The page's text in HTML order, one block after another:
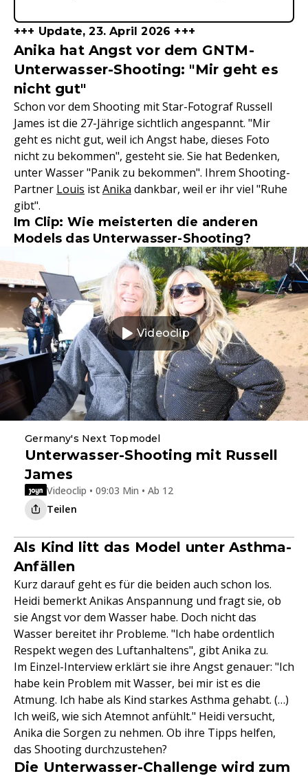
+++ Update, 23. April 2026 +++
Anika hat Angst vor dem GNTM-
Unterwasser-Shooting: "Mir geht es
nicht gut"
Schon vor dem Shooting mit Star-Fotograf Russell
James ist die 27-Jährige sichtlich angespannt. "Mir
geht es nicht gut, weil ich Angst habe, dieses Foto
nicht zu bekommen", gesteht sie. Sie hat Bedenken,
unter Wasser "Panik zu bekommen". Ihrem Shooting-
Partner Louis istAnika dankbar, weil er ihr viel "Ruhe
gibt".
Im Clip: Wie meisterten die anderen
Models das Unterwasser-Shooting?
Videoclip
Germany's Next Topmodel
Unterwasser-Shooting mit Russell
James
Videoclip • 09:03 Min • Ab 12
Teilen
Als Kind litt das Model unter Asthma-
Anfällen
Kurz darauf geht es für die beiden auch schon los.
Heidi bemerkt Anikas Anspannung und fragt sie, ob
sie Angst vor dem Wasser habe. Doch nicht das
Wasser bereitet ihr Probleme. "Ich habe ordentlich
Respekt wegen des Luftanhaltens", gibt Anika zu.
Im Einzel-Interview erklärt sie ihre Angst genauer: "Ich
habe kein Problem mit Wasser, bei mir ist es die
Atmung. Ich habe als Kind starkes Asthma gehabt. (…)
Ich weiß, wie sich Atemnot anfühlt." Heidi versucht,
Anika die Sorgen zu nehmen. Ob ihre Tipps helfen,
das Shooting durchzustehen?
Die Unterwasser-Challenge wird zum